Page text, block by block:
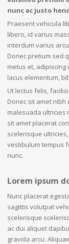
nunc ac justo
Praesent vehicula
libero, id varius
interdum varius
Donec pretium sed
metus et,
lacus elementum,
Ut lectus felis,
Donec sit amet
malesuada ultricies
sit amet placerat
scelerisque
vestibulum tempus
nunc.
Lorem ipsum
Nunc placerat
sagittis volutpat
scelerisque
ac dui aliquet
gravida arcu.